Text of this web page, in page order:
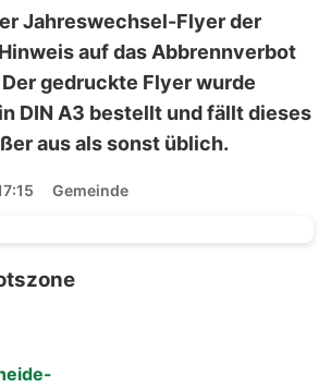
Jahreswechsel-Flyer der
auf das Abbrennverbot
gedruckte Flyer wurde
DIN A3 bestellt und fällt dieses
aus als sonst üblich.
Gemeinde